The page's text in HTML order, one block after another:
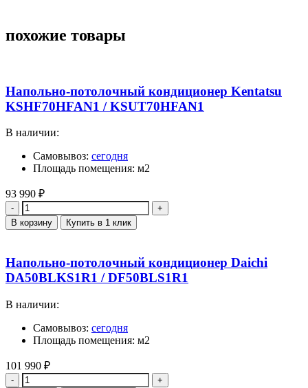
похожие товары
Напольно-потолочный кондиционер Kentatsu
KSHF70HFAN1 / KSUT70HFAN1
В наличии:
Самовывоз: сегодня
Площадь помещения: м2
93 990 ₽
Количество
В корзину Купить в 1 клик
Напольно-потолочный кондиционер Daichi
DA50BLKS1R1 / DF50BLS1R1
В наличии:
Самовывоз: сегодня
Площадь помещения: м2
101 990 ₽
Количество